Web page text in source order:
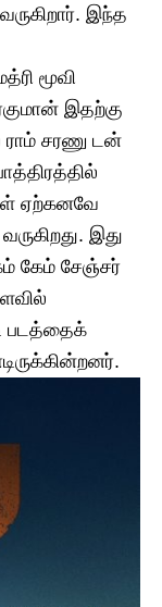
இந்த
மூவி
இதற்கு
ராம் சரணு டன்
ஏற்கனவே
இது
கேம் சேஞ்சர்
படத்தைக்